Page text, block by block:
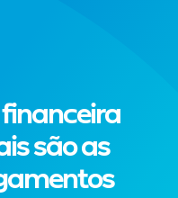
são as